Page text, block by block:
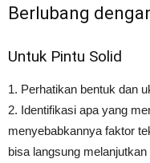
Berlubang
Untuk Pintu Solid
1. Perhatikan bentuk dan
2. Identifikasi apa yang
menyebabkannya faktor
bisa langsung